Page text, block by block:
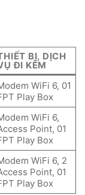
BỊ, DỊCH
ĐI KÈM
WiFi 6, 01
Play Box
WiFi 6,
Point, 01
Play Box
WiFi 6, 2
Point, 01
Play Box